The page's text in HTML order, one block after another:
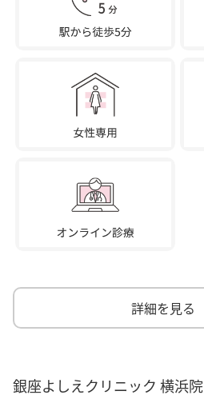
詳細を見る
銀座よしえクリニック 横浜院